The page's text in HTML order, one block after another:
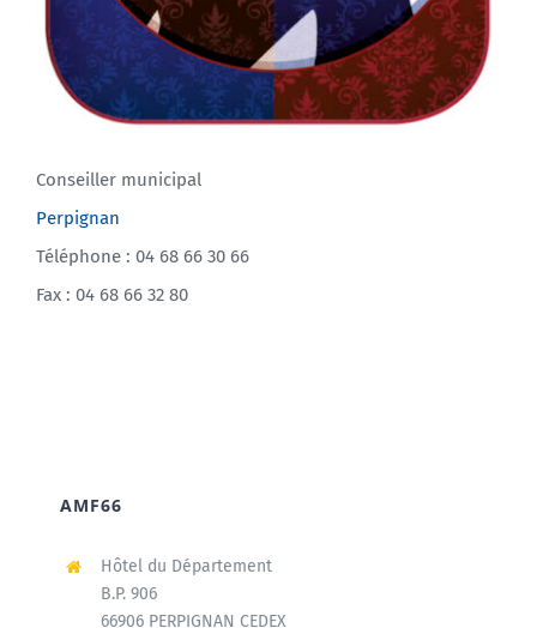
Conseiller municipal
Perpignan
Téléphone : 04 68 66 30 66
Fax : 04 68 66 32 80
AMF66
Hôtel du Département
B.P. 906
66906 PERPIGNAN CEDEX